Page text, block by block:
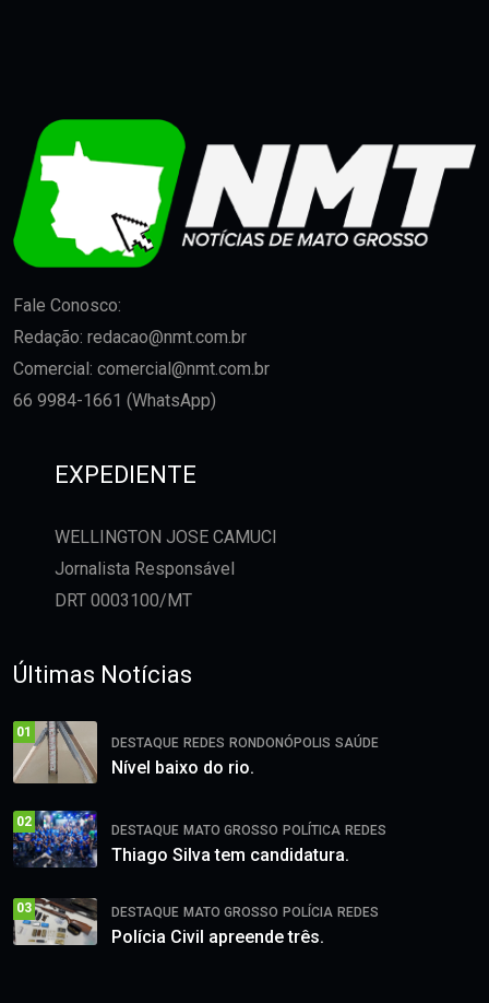
Fale Conosco:
Redação: redacao@nmt.com.br
Comercial: comercial@nmt.com.br
66 9984-1661 (WhatsApp)
EXPEDIENTE
WELLINGTON JOSE CAMUCI
Jornalista Responsável
DRT 0003100/MT
Últimas Notícias
01
DESTAQUE REDES RONDONÓPOLIS SAÚDE
Nível baixo do rio.
02
DESTAQUE MATO GROSSO POLÍTICA REDES
Thiago Silva tem candidatura.
03 DESTAQUE MATO GROSSO POLÍCIA REDES
Polícia Civil apreende três.